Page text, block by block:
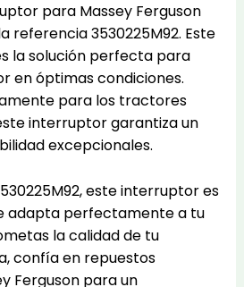
para Massey Ferguson
referencia 3530225M92. Este
la solución perfecta para
en óptimas condiciones.
para los tractores
interruptor garantiza un
excepcionales.
este interruptor es
adapta perfectamente a tu
la calidad de tu
confía en repuestos
Ferguson para un